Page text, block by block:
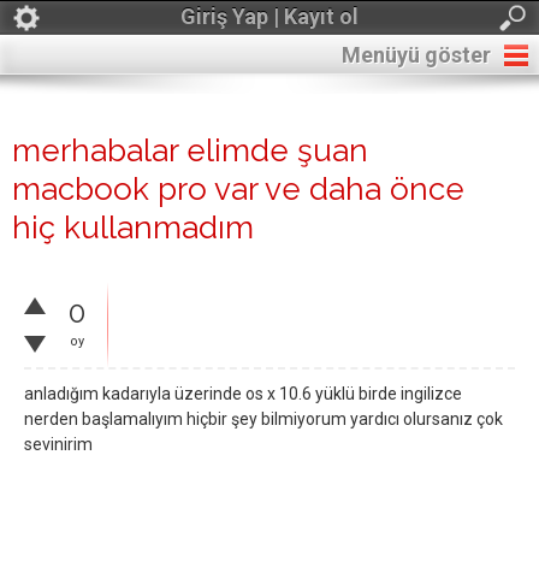
Giriş Yap | Kayıt ol
Menüyü göster
merhabalar elimde şuan
macbook pro var ve daha önce
hiç kullanmadım
0
oy
anladığım kadarıyla üzerinde os x 10.6 yüklü birde ingilizce
nerden başlamalıyım hiçbir şey bilmiyorum yardıcı olursanız çok
sevinirim